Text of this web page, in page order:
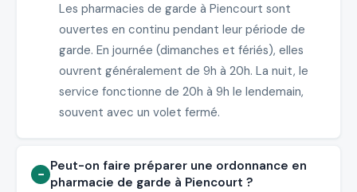
Les pharmacies de garde à Piencourt sont
ouvertes en continu pendant leur période de
garde. En journée (dimanches et fériés), elles
ouvrent généralement de 9h à 20h. La nuit, le
service fonctionne de 20h à 9h le lendemain,
souvent avec un volet fermé.
Peut-on faire préparer une ordonnance en
pharmacie de garde à Piencourt ?